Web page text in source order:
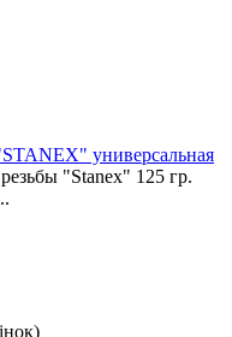
универсальная
"Stanex" 125 гр.